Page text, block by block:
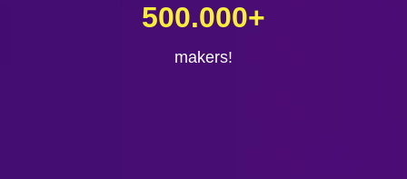
makers!
500.000+